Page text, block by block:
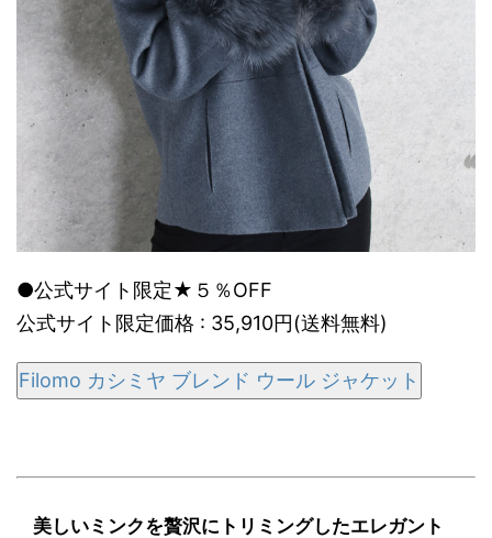
●公式サイト限定★５％OFF
公式サイト限定価格 : 35,910円(送料無料)
Filomo カシミヤ ブレンド ウール ジャケット
美しいミンクを贅沢にトリミングしたエレガント